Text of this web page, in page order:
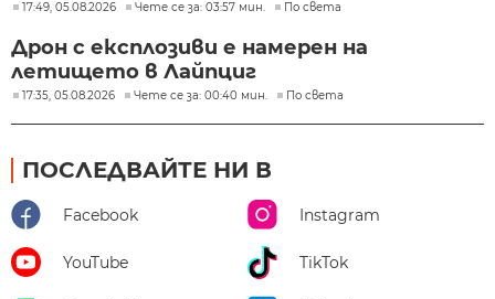
17:49, 05.08.2026 Чете се за: 03:57 мин. По света
Дрон с експлозиви е намерен на
летището в Лайпциг
17:35, 05.08.2026 Чете се за: 00:40 мин. По света
ПОСЛЕДВАЙТЕ НИ В
Facebook Instagram
YouTube TikTok